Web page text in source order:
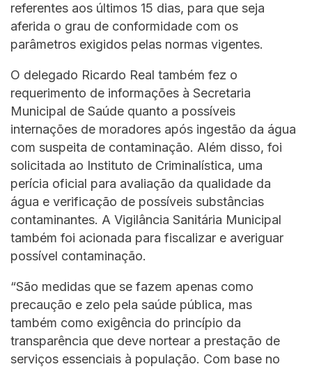
referentes aos últimos 15 dias, para que seja
aferida o grau de conformidade com os
parâmetros exigidos pelas normas vigentes.
O delegado Ricardo Real também fez o
requerimento de informações à Secretaria
Municipal de Saúde quanto a possíveis
internações de moradores após ingestão da água
com suspeita de contaminação. Além disso, foi
solicitada ao Instituto de Criminalística, uma
perícia oficial para avaliação da qualidade da
água e verificação de possíveis substâncias
contaminantes. A Vigilância Sanitária Municipal
também foi acionada para fiscalizar e averiguar
possível contaminação.
“São medidas que se fazem apenas como
precaução e zelo pela saúde pública, mas
também como exigência do princípio da
transparência que deve nortear a prestação de
serviços essenciais à população. Com base no